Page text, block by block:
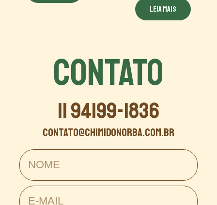
Leia mais
CONTATO
11 94199-1836
contato@chimidonorba.com.br